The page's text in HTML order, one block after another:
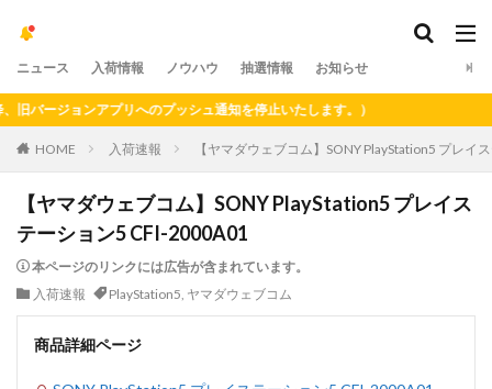
ニュース 入荷情報 ノウハウ 抽選情報 お知らせ
ジョンアプリへのプッシュ通知を停止いたします。）
HOME 入荷速報 【ヤマダウェブコム】SONY PlayStation5 プレイ
【ヤマダウェブコム】SONY PlayStation5 プレイス
テーション5 CFI-2000A01
本ページのリンクには広告が含まれています。
入荷速報
PlayStation5, ヤマダウェブコム
商品詳細ページ